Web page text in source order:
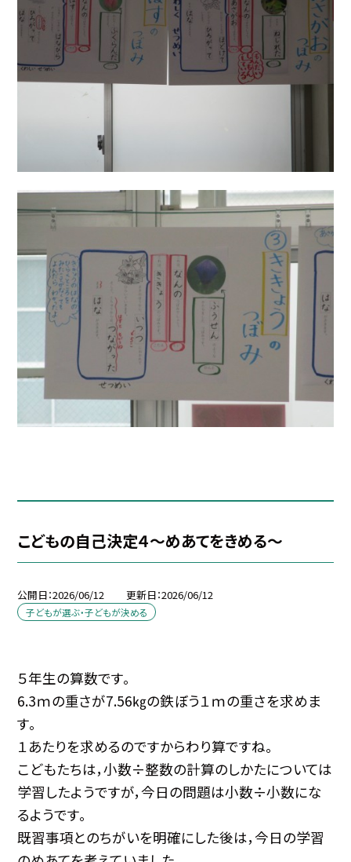
こどもの自己決定４～めあてをきめる～
公開日 2026/06/12 更新日 2026/06/12
子どもが選ぶ・子どもが決める
５年生の算数です。
6.3ｍの重さが7.56㎏の鉄ぼう１ｍの重さを求めま
す。
１あたりを求めるのですからわり算ですね。
こどもたちは，小数÷整数の計算のしかたについては
学習したようですが，今日の問題は小数÷小数にな
るようです。
既習事項とのちがいを明確にした後は，今日の学習